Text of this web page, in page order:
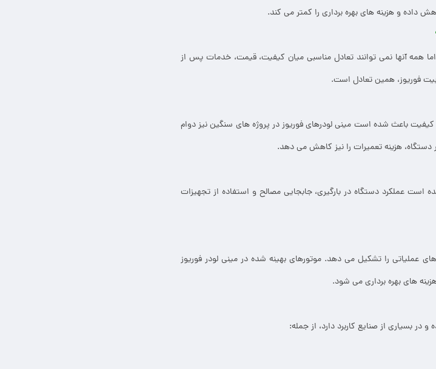
و هزینه های بهره برداری را کمتر می کند.
همه آنها نمی توانند تعادل مناسبی میان کیفیت، قیمت، خدمات پس از
فوریوز، همین تعادل است.
باعث شده است مینی لودرهای فوریوز در پروژه های سنگین نیز دوام
هزینه تعمیرات را نیز کاهش می دهد.
است عملکرد دستگاه در بارگیری، جابجایی مصالح و استفاده از تجهیزات
عملیاتی را تشکیل می دهد. موتورهای بهینه شده در مینی لودر فوریوز
های بهره برداری می شود.
در بسیاری از صنایع کاربرد دارد، از جمله: